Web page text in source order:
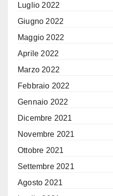
Luglio 2022
Giugno 2022
Maggio 2022
Aprile 2022
Marzo 2022
Febbraio 2022
Gennaio 2022
Dicembre 2021
Novembre 2021
Ottobre 2021
Settembre 2021
Agosto 2021